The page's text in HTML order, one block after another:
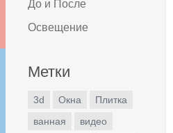
До и После
Освещение
Метки
3d Окна
Плитка
ванная
видео